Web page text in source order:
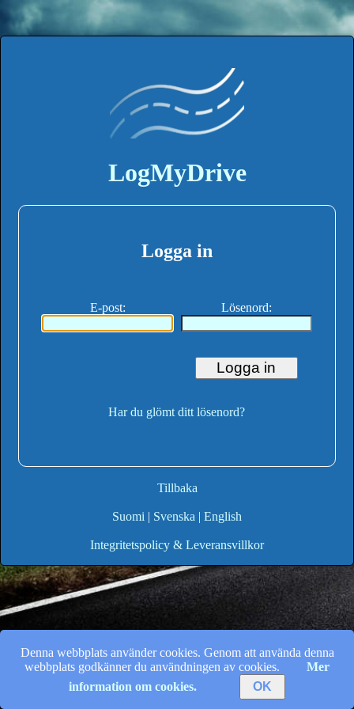
LogMyDrive
Logga in
E-post: Lösenord:
Har du glömt ditt lösenord?
Tillbaka
Suomi Svenska English
Integritetspolicy & Leveransvillkor
Denna webbplats använder cookies. Genom att använda denna
webbplats godkänner du användningen av cookies.
Mer
information om cookies.